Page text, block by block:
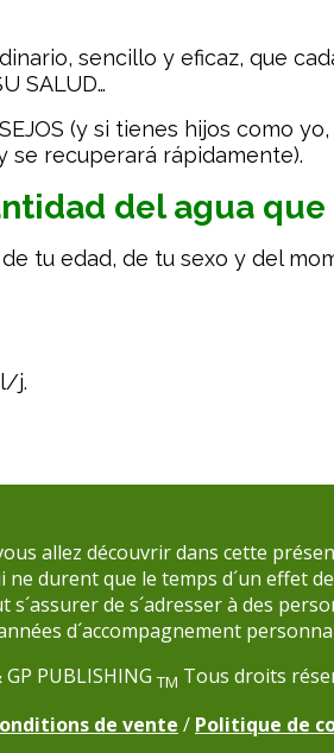
sencillo y eficaz, que
SALUD…
(y si tienes hijos como
recuperará rápidamente).
del agua que
tu edad, de tu sexo y del
j.
allez découvrir dans cette
durent que le temps d´un effet
de s´adresser à des
d´accompagnement
GP PUBLISHINGTM Tous droits
de vente / Politique de